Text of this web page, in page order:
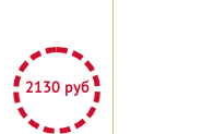
2130 руб